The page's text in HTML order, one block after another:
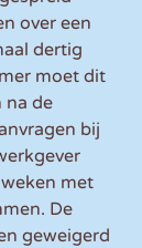
over een
dertig
moet dit
na de
bij
met
De
geweigerd